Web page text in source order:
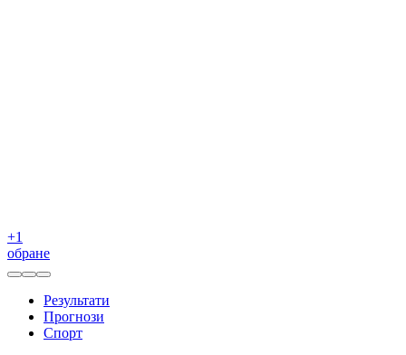
+1
обране
Результати
Прогнози
Спорт